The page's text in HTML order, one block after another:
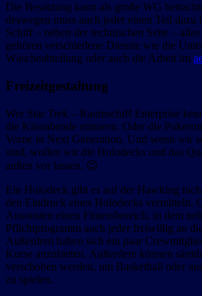
Die Besatzung kann als große WG
deswegen muss auch jeder einen Teil dazu
Schiff – neben der technischen Seite –
gehören verschiedene Dienste wie die
Wäscheabteilung oder auch die Arbeit im
Freizeitgestaltung
Wer Star Trek – Raumschiff Enterprise
die Kinoabende erinnern. Oder die
Vorne in Next Generation. Und wenn wir
sind, wollen wir die Holodecks und das
außen vor lassen. 😉
Ein Holodeck gibt es auf der Hawking
den Eindruck eines Holodecks vermitteln.
Ansonsten einen Fitnessbereich, in dem
Pflichtprogramm auch jeder freiwillig an
Außerdem haben sich ein paar
Kurse anzubieten. Außerdem können
verschoben werden, um Basketball oder
zu spielen.